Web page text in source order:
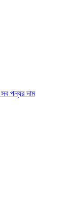
পন্যর দাম